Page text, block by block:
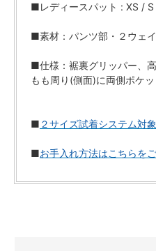
■レディースパット : XS / S
■素材：パンツ部・２ウェ
■仕様：裾裏グリッパー、
もも周り(側面)に両側ポケ
■ ２サイズ試着システム対
■お手入れ方法はこちらを